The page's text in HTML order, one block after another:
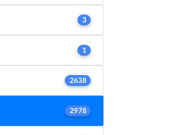
3
1
2638
2978